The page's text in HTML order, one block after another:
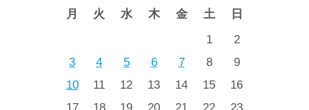
月
火 水 木 金 土 日
1
2
3
4 5 6 7 8
9
10
11 12 13 14 15
16
17
18 19 20 21 22
23